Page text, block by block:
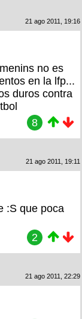
21 ago 2011, 19:16
no es
en la lfp...
duros contra
8
21 ago 2011, 19:11
:S que poca
2
21 ago 2011, 22:29